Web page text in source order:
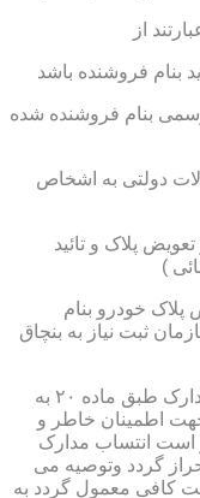
بنام فروشنده باشد
بنام فروشنده شده
دولتی به اشخاص
پلاک و تائید
)
خودرو بنام
طبق تائید سازمان ثبت نیاز به بنچاق
گرچه وظیفه کنترل اصالت خودرو وتائید مدارک طبق ماده ۲۰ به
اطمینان خاطر و
است انتساب مدارک
گردد وتوصیه می
کافی معمول گردد به